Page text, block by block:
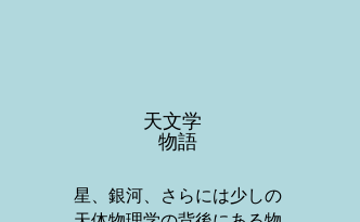
天文学
物語
星、銀河、さらには少しの